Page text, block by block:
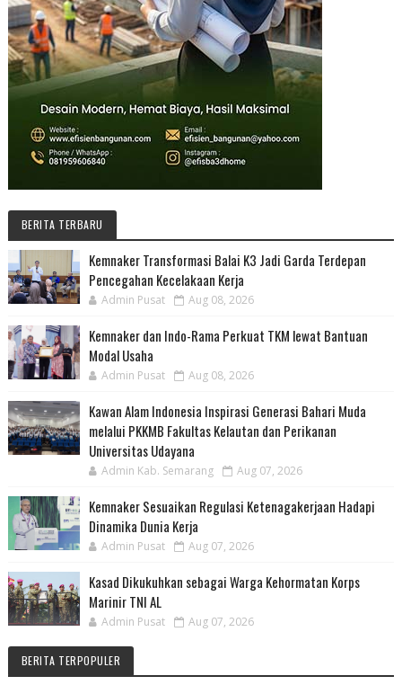
BERITA TERBARU
Kemnaker Transformasi Balai K3 Jadi Garda Terdepan
Pencegahan Kecelakaan Kerja
Admin Pusat Aug 08, 2026
Kemnaker dan Indo-Rama Perkuat TKM lewat Bantuan
Modal Usaha
Admin Pusat Aug 08, 2026
Kawan Alam Indonesia Inspirasi Generasi Bahari Muda
melalui PKKMB Fakultas Kelautan dan Perikanan
Universitas Udayana
Admin Kab. Semarang Aug 07, 2026
Kemnaker Sesuaikan Regulasi Ketenagakerjaan Hadapi
Dinamika Dunia Kerja
Admin Pusat Aug 07, 2026
Kasad Dikukuhkan sebagai Warga Kehormatan Korps
Marinir TNI AL
Admin Pusat Aug 07, 2026
BERITA TERPOPULER